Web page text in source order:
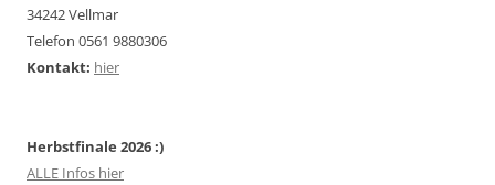
34242 Vellmar
Telefon 0561 9880306
Kontakt: hier
Herbstfinale 2026 :)
ALLE Infos hier